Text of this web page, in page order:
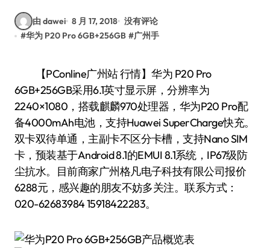
由 dawei 8 月 17, 2018 没有评论
#华为 P20 Pro 6GB+256GB #广州手
【PConline广州站 行情】华为 P20 Pro
6GB+256GB采用6.1英寸显示屏，分辨率为
2240×1080，搭载麒麟970处理器，华为P20 Pro配
备4000mAh电池，支持Huawei SuperCharge快充。
双卡双待单通，主副卡不区分卡槽，支持Nano SIM
卡，预装基于Android 8.1的EMUI 8.1系统，IP67级防
尘抗水。目前商家广州格凡电子科技有限公司报价
6288元，感兴趣的朋友不妨多关注。联系方式：
020-62683984 15918422283。